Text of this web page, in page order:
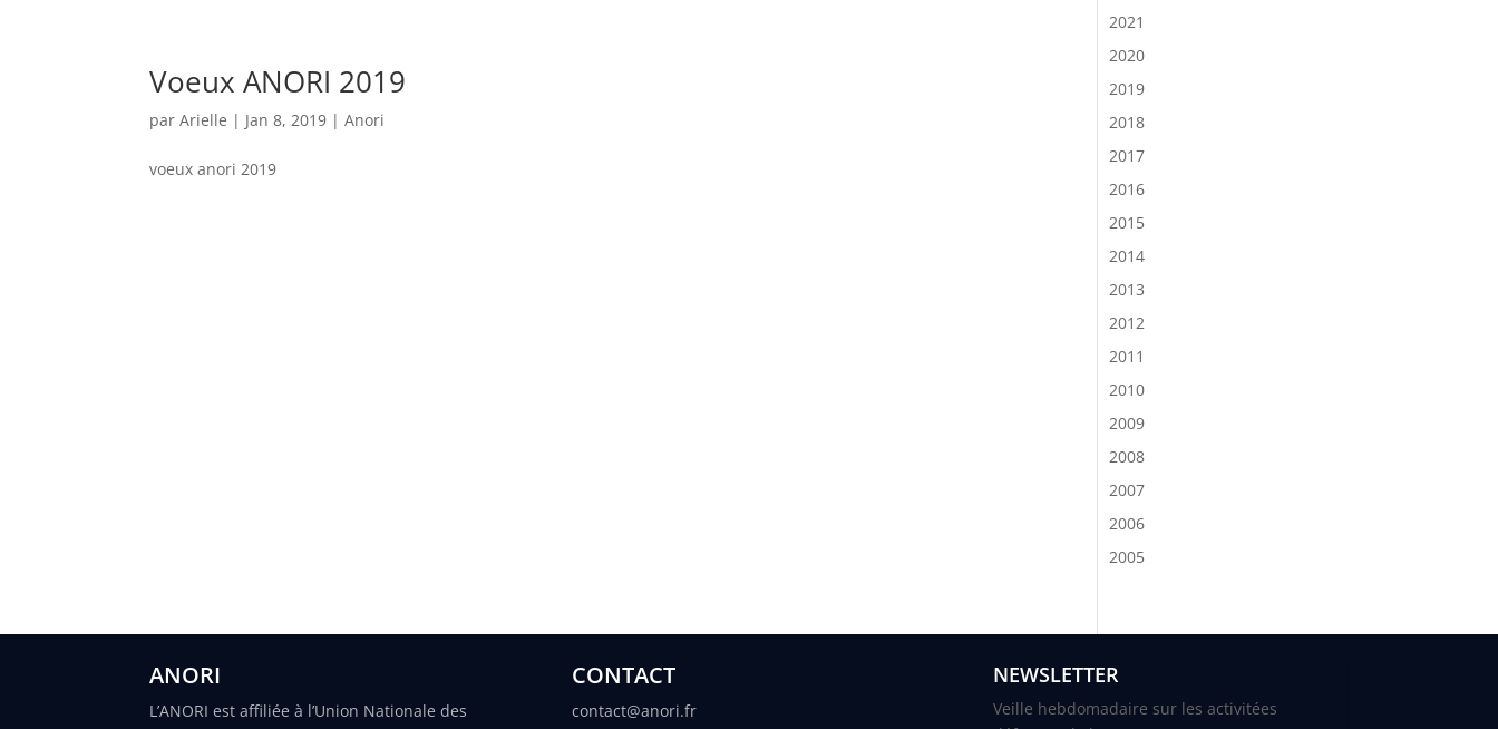
Voeux ANORI 2019
parArielle | Jan 8, 2019 |Anori
voeux anori 2019
2021
2020
2019
2018
2017
2016
2015
2014
2013
2012
2011
2010
2009
2008
2007
2006
2005
ANORI
L’ANORI est affiliée à l’Union Nationale des
CONTACT
contact@anori.fr
NEWSLETTER
Veille hebdomadaire sur les activitées